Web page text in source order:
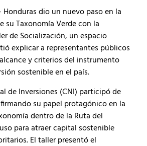
Honduras dio un nuevo paso en la
su Taxonomía Verde con la
de Socialización, un espacio
explicar a representantes públicos
y criterios del instrumento
sostenible en el país.
de Inversiones (CNI) participó de
su papel protagónico en la
dentro de la Ruta del
para atraer capital sostenible
El taller presentó el